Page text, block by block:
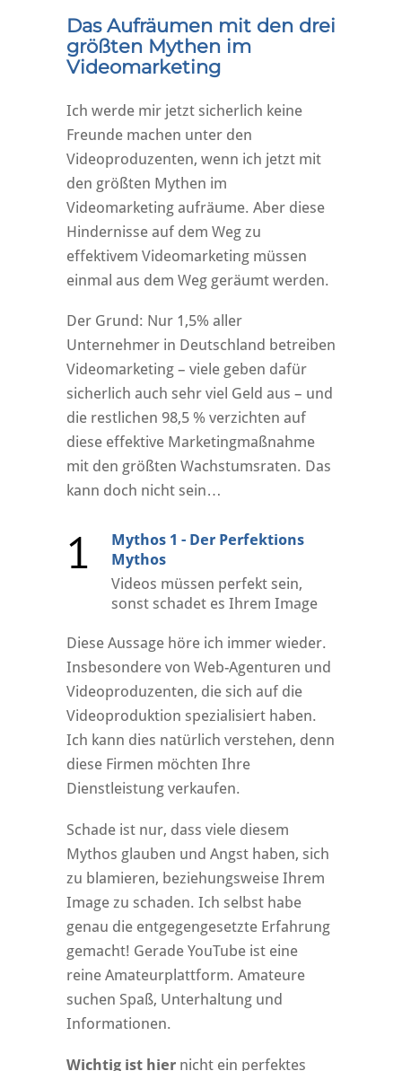
Das Aufräumen mit den drei
größten Mythen im
Videomarketing
Ich werde mir jetzt sicherlich keine
Freunde machen unter den
Videoproduzenten, wenn ich jetzt mit
den größten Mythen im
Videomarketing aufräume. Aber diese
Hindernisse auf dem Weg zu
effektivem Videomarketing müssen
einmal aus dem Weg geräumt werden.
Der Grund: Nur 1,5% aller
Unternehmer in Deutschland betreiben
Videomarketing – viele geben dafür
sicherlich auch sehr viel Geld aus – und
die restlichen 98,5 % verzichten auf
diese effektive Marketingmaßnahme
mit den größten Wachstumsraten. Das
kann doch nicht sein…
1
Mythos 1 - Der Perfektions
Mythos
Videos müssen perfekt sein,
sonst schadet es Ihrem Image
Diese Aussage höre ich immer wieder.
Insbesondere von Web-Agenturen und
Videoproduzenten, die sich auf die
Videoproduktion spezialisiert haben.
Ich kann dies natürlich verstehen, denn
diese Firmen möchten Ihre
Dienstleistung verkaufen.
Schade ist nur, dass viele diesem
Mythos glauben und Angst haben, sich
zu blamieren, beziehungsweise Ihrem
Image zu schaden. Ich selbst habe
genau die entgegengesetzte Erfahrung
gemacht! Gerade YouTube ist eine
reine Amateurplattform. Amateure
suchen Spaß, Unterhaltung und
Informationen.
Wichtig ist hier nicht ein perfektes